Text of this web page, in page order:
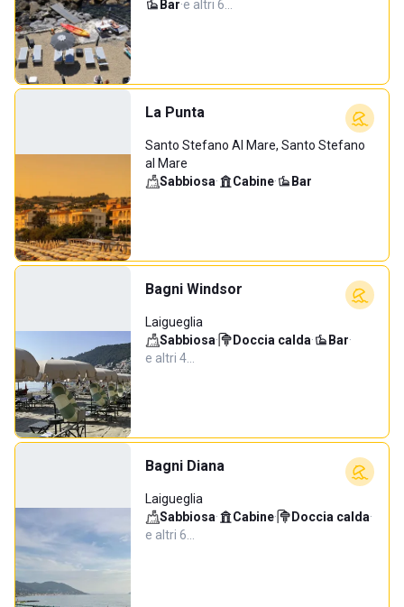
Bar·e altri 6…
La Punta
Santo Stefano Al Mare, Santo Stefano
al Mare
Sabbiosa· Cabine· Bar
Bagni Windsor
Laigueglia
Sabbiosa· Doccia calda· Bar·
e altri 4…
Bagni Diana
Laigueglia
Sabbiosa· Cabine· Doccia calda·
e altri 6…